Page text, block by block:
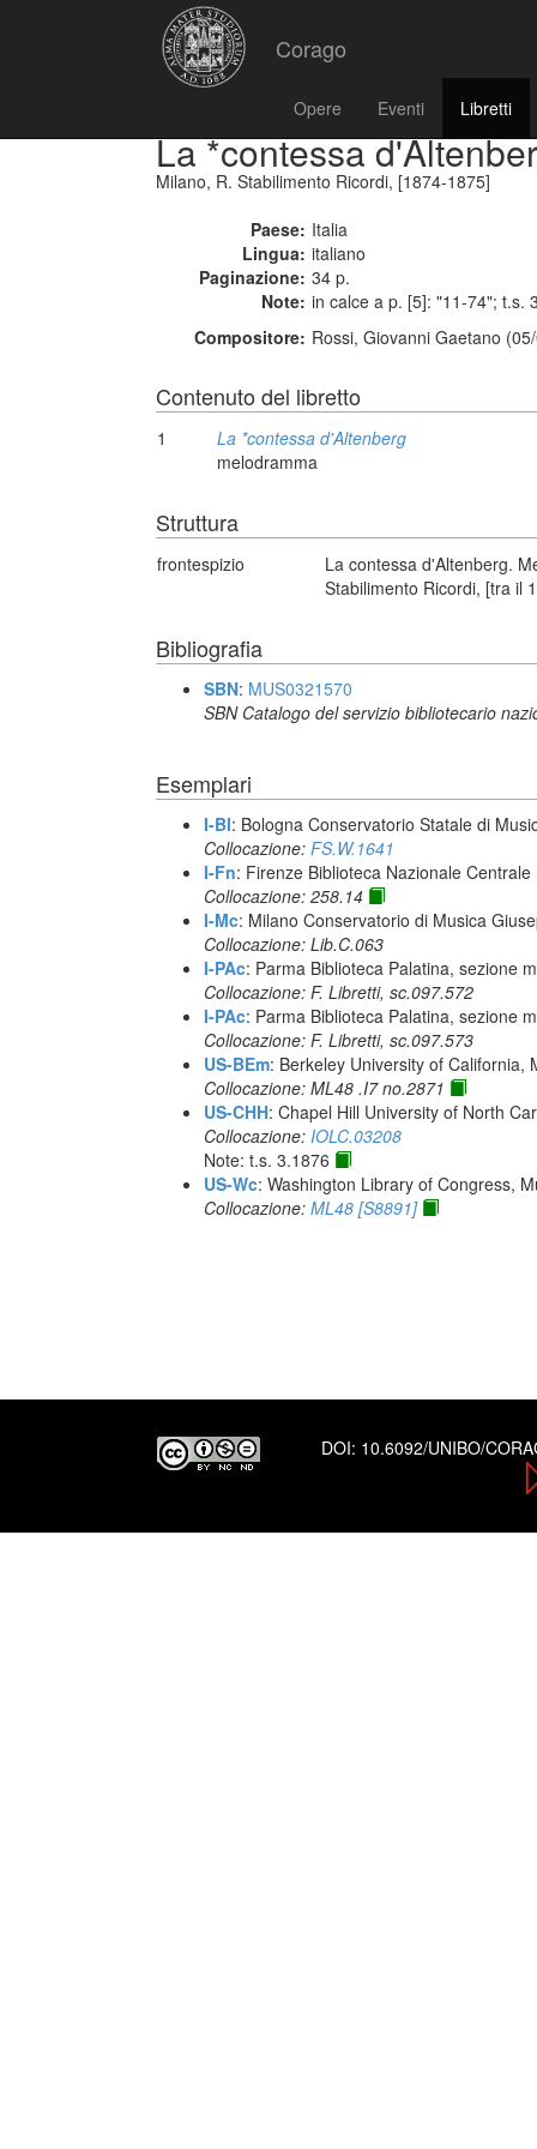
Corago
Opere Eventi Libretti
La *contessa
Milano, R. Stabilimento Ricordi, [1874-1875]
Paese: Italia
Lingua: italiano
Paginazione: 34 p.
Note: in calce a p. [5]: "11-74"; t.s.
Compositore: Rossi, Giovanni Gaetano
Contenuto del libretto
1
La *contessa d'Altenberg
melodramma
Struttura
frontespizio
La contessa d'Altenberg.
Stabilimento Ricordi, [tra il
Bibliografia
SBN: MUS0321570
SBN Catalogo del servizio bibliotecario
Esemplari
I-Bl: Bologna Conservatorio Statale di
Collocazione: FS.W.1641
I-Fn: Firenze Biblioteca Nazionale Centrale
Collocazione: 258.14
I-Mc: Milano Conservatorio di Musica
Collocazione: Lib.C.063
I-PAc: Parma Biblioteca Palatina, sezione
Collocazione: F. Libretti, sc.097.572
I-PAc: Parma Biblioteca Palatina, sezione
Collocazione: F. Libretti, sc.097.573
US-BEm: Berkeley University of California,
Collocazione: ML48 .I7 no.2871
US-CHH: Chapel Hill University of North
Collocazione: IOLC.03208
Note: t.s. 3.1876
US-Wc: Washington Library of Congress,
Collocazione: ML48 [S8891]
DOI: 10.6092/UNIBO/